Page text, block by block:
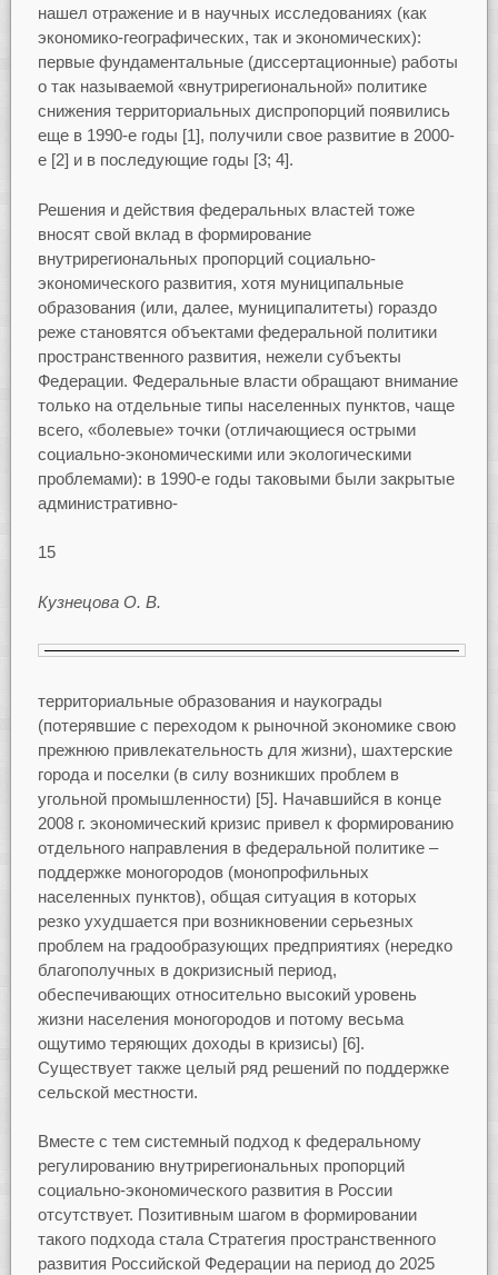
нашел отражение и в научных исследованиях (как
экономико-географических, так и экономических):
первые фундаментальные (диссертационные) работы
о так называемой «внутрирегиональной» политике
снижения территориальных диспропорций появились
еще в 1990-е годы [1], получили свое развитие в 2000-
е [2] и в последующие годы [3; 4].
Решения и действия федеральных властей тоже
вносят свой вклад в формирование
внутрирегиональных пропорций социально-
экономического развития, хотя муниципальные
образования (или, далее, муниципалитеты) гораздо
реже становятся объектами федеральной политики
пространственного развития, нежели субъекты
Федерации. Федеральные власти обращают внимание
только на отдельные типы населенных пунктов, чаще
всего, «болевые» точки (отличающиеся острыми
социально-экономическими или экологическими
проблемами): в 1990-е годы таковыми были закрытые
административно-
15
Кузнецова О. В.
территориальные образования и наукограды
(потерявшие с переходом к рыночной экономике свою
прежнюю привлекательность для жизни), шахтерские
города и поселки (в силу возникших проблем в
угольной промышленности) [5]. Начавшийся в конце
2008 г. экономический кризис привел к формированию
отдельного направления в федеральной политике –
поддержке моногородов (монопрофильных
населенных пунктов), общая ситуация в которых
резко ухудшается при возникновении серьезных
проблем на градообразующих предприятиях (нередко
благополучных в докризисный период,
обеспечивающих относительно высокий уровень
жизни населения моногородов и потому весьма
ощутимо теряющих доходы в кризисы) [6].
Существует также целый ряд решений по поддержке
сельской местности.
Вместе с тем системный подход к федеральному
регулированию внутрирегиональных пропорций
социально-экономического развития в России
отсутствует. Позитивным шагом в формировании
такого подхода стала Стратегия пространственного
развития Российской Федерации на период до 2025